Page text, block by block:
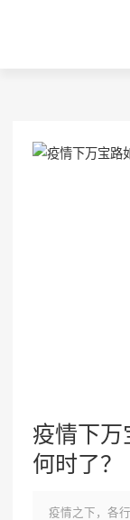
疫情下万
何时了？
疫情之下，各